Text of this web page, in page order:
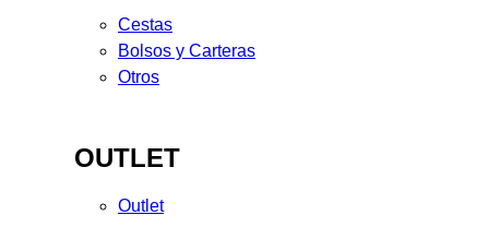
Cestas
Bolsos y Carteras
Otros
OUTLET
Outlet